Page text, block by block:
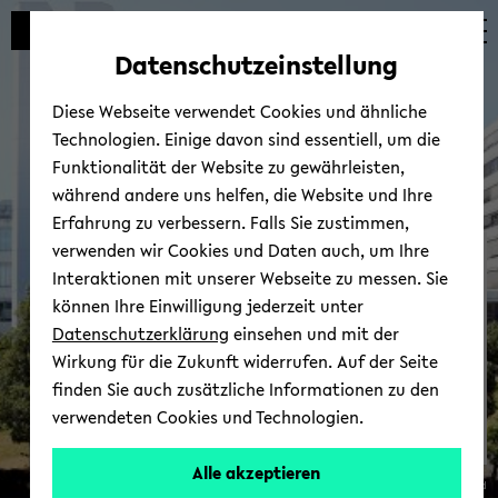
Automatische
vermeiden
zum
wechseln
zum
wechseln
zum
wechseln
Zen­tra­le An­lauf­stel­le Bar­
rie­re­frei
© Uni­ver­si­tät Bie­le­feld
Datenschutzeinstellung
Diese Webseite verwendet Cookies und ähnliche
Technologien. Einige davon sind essentiell, um die
Funktionalität der Website zu gewährleisten,
während andere uns helfen, die Website und Ihre
Erfahrung zu verbessern. Falls Sie zustimmen,
verwenden wir Cookies und Daten auch, um Ihre
Interaktionen mit unserer Webseite zu messen. Sie
können Ihre Einwilligung jederzeit unter
Datenschutzerklärung einsehen und mit der
Wirkung für die Zukunft widerrufen. Auf der Seite
finden Sie auch zusätzliche Informationen zu den
verwendeten Cookies und Technologien.
Alle akzeptieren